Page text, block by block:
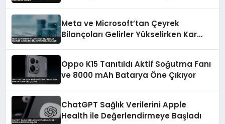
Meta ve Microsoft’tan Çeyrek
Bilançoları Gelirler Yükselirken Kar
Oppo K15 Tanıtıldı Aktif Soğutma Fanı
ve 8000 mAh Batarya Öne Çıkıyor
ChatGPT Sağlık Verilerini Apple
Health ile Değerlendirmeye Başladı